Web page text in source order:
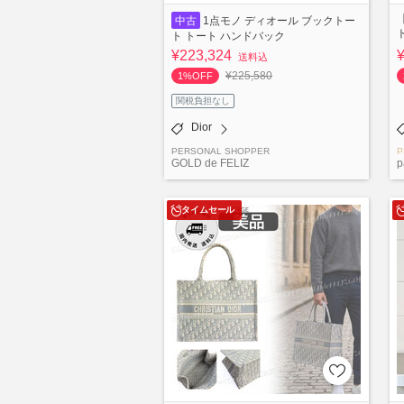
中古
1点モノ ディオール ブックトー
ト トート ハンドバック
¥223,324 送料込
1%OFF
¥225,580
関税負担なし
Dior
PERSONAL SHOPPER
GOLD de FELIZ
タイムセール